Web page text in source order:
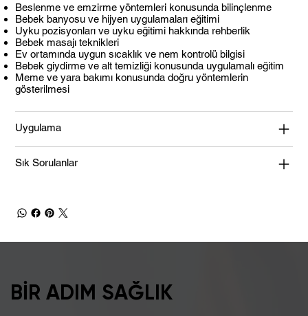
Beslenme ve emzirme yöntemleri konusunda bilinçlenme
Bebek banyosu ve hijyen uygulamaları eğitimi
Uyku pozisyonları ve uyku eğitimi hakkında rehberlik
Bebek masajı teknikleri
Ev ortamında uygun sıcaklık ve nem kontrolü bilgisi
Bebek giydirme ve alt temizliği konusunda uygulamalı eğitim
Meme ve yara bakımı konusunda doğru yöntemlerin
gösterilmesi
Uygulama
Sık Sorulanlar
BİR ADIM SAĞLIK